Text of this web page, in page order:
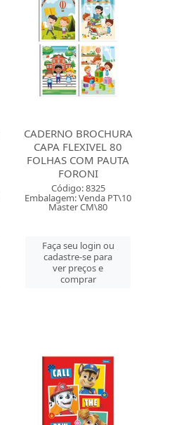
CADERNO BROCHURA
CAPA FLEXIVEL 80
FOLHAS COM PAUTA
FORONI
Código: 8325
Embalagem: Venda PT\10
Master CM\80
Faça seu login ou
cadastre-se para
ver preços e
comprar